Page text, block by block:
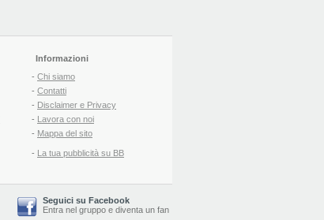
Informazioni
- Chi siamo
- Contatti
- Disclaimer e Privacy
- Lavora con noi
- Mappa del sito
- La tua pubblicità su BB
Seguici su Facebook
Entra nel gruppo e diventa un fan